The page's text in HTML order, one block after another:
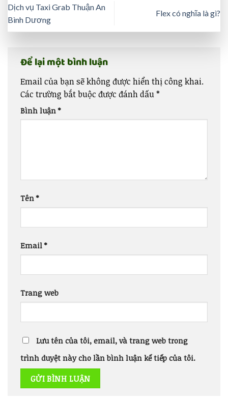
Dịch vụ Taxi Grab Thuận An
Bình Dương
Flex có nghĩa là gì?
Để lại một bình luận
Email của bạn sẽ không được hiển thị công khai.
Các trường bắt buộc được đánh dấu*
Bình luận*
Tên*
Email*
Trang web
Lưu tên của tôi, email, và trang web trong
trình duyệt này cho lần bình luận kế tiếp của tôi.